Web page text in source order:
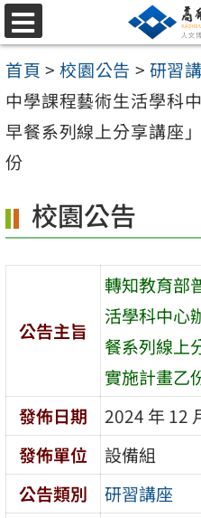
跳
至
主
要
內
容
選
單
首頁 > 校園公告 > 研習
中學課程藝術生活學科
早餐系列線上分享講座
份
校園公告
公告主旨
轉知教育部
活學科中心
餐系列線上
實施計畫乙
發佈日期
2024 年 12
發佈單位
設備組
公告類別
研習講座